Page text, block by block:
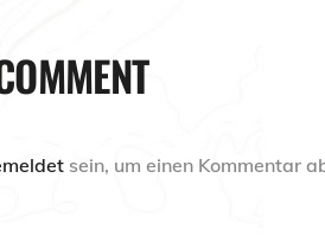
sein, um einen Kommentar